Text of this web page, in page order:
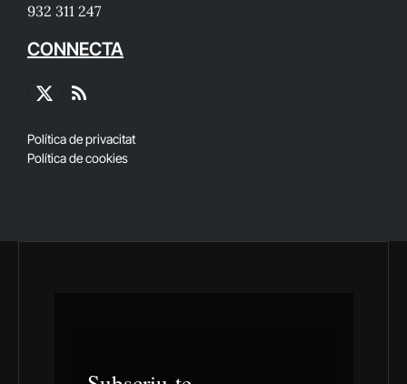
932 311 247
CONNECTA
X
RSS
Política de privacitat
Política de cookies